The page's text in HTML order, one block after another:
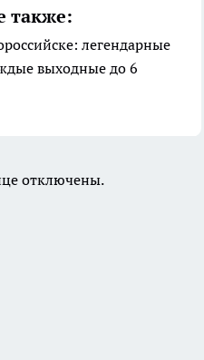
также:
легендарные
выходные до 6
отключены.